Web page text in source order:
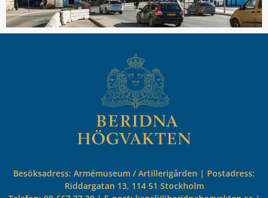
Besöksadress: Armémuseum / Artillerigården | Postadress:
Riddargatan 13, 114 51 Stockholm